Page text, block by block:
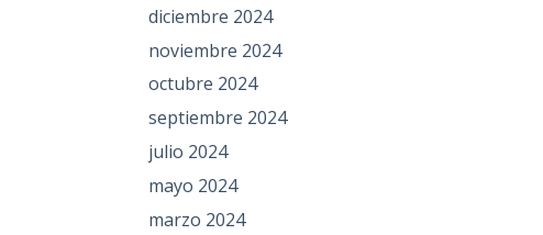
diciembre 2024
noviembre 2024
octubre 2024
septiembre 2024
julio 2024
mayo 2024
marzo 2024